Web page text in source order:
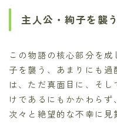
主人公・絢子を襲
この物語の核心部分を
子を襲う、あまりにも
は、ただ真面目に、そ
けであるにもかかわら
次々と絶望的な不幸に見